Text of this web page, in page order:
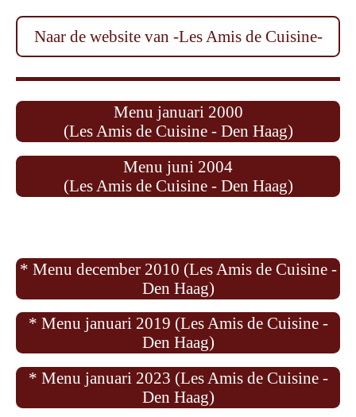
Naar de website van -Les Amis de Cuisine-
Menu januari 2000
(Les Amis de Cuisine - Den Haag)
Menu juni 2004
(Les Amis de Cuisine - Den Haag)
* Menu december 2010 (Les Amis de Cuisine -
Den Haag)
* Menu januari 2019 (Les Amis de Cuisine -
Den Haag)
* Menu januari 2023 (Les Amis de Cuisine -
Den Haag)